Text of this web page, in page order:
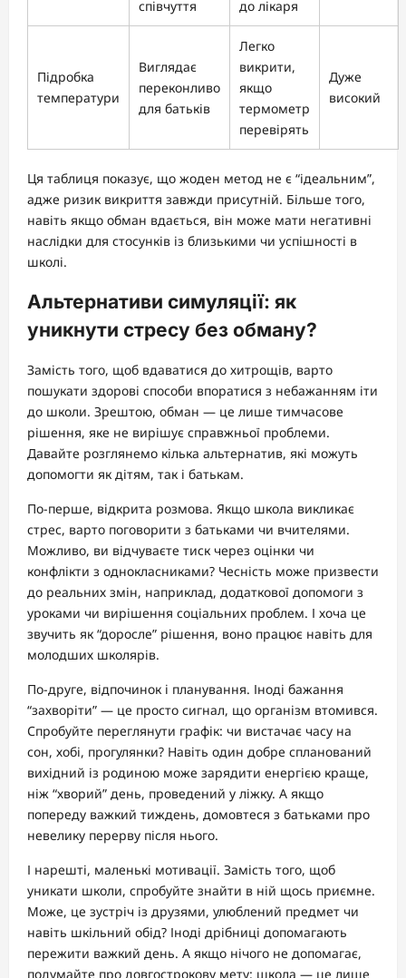
співчуття до лікаря
Підробка
температури
Виглядає
переконливо
для батьків
Легко
викрити,
якщо
термометр
перевірять
Дуже
високий
Ця таблиця показує, що жоден метод не є “ідеальним”,
адже ризик викриття завжди присутній. Більше того,
навіть якщо обман вдається, він може мати негативні
наслідки для стосунків із близькими чи успішності в
школі.
Альтернативи симуляції: як
уникнути стресу без обману?
Замість того, щоб вдаватися до хитрощів, варто
пошукати здорові способи впоратися з небажанням іти
до школи. Зрештою, обман — це лише тимчасове
рішення, яке не вирішує справжньої проблеми.
Давайте розглянемо кілька альтернатив, які можуть
допомогти як дітям, так і батькам.
По-перше, відкрита розмова. Якщо школа викликає
стрес, варто поговорити з батьками чи вчителями.
Можливо, ви відчуваєте тиск через оцінки чи
конфлікти з однокласниками? Чесність може призвести
до реальних змін, наприклад, додаткової допомоги з
уроками чи вирішення соціальних проблем. І хоча це
звучить як “доросле” рішення, воно працює навіть для
молодших школярів.
По-друге, відпочинок і планування. Іноді бажання
“захворіти” — це просто сигнал, що організм втомився.
Спробуйте переглянути графік: чи вистачає часу на
сон, хобі, прогулянки? Навіть один добре спланований
вихідний із родиною може зарядити енергією краще,
ніж “хворий” день, проведений у ліжку. А якщо
попереду важкий тиждень, домовтеся з батьками про
невелику перерву після нього.
І нарешті, маленькі мотивації. Замість того, щоб
уникати школи, спробуйте знайти в ній щось приємне.
Може, це зустріч із друзями, улюблений предмет чи
навіть шкільний обід? Іноді дрібниці допомагають
пережити важкий день. А якщо нічого не допомагає,
подумайте про довгострокову мету: школа — це лише